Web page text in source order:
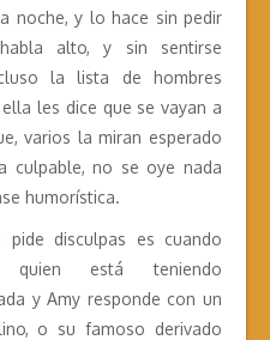
noche, y lo hace sin pedir
alto, y sin sentirse
la lista de hombres
les dice que se vayan a
varios la miran esperado
culpable, no se oye nada
humorística.
disculpas es cuando
quien está teniendo
y Amy responde con un
o su famoso derivado